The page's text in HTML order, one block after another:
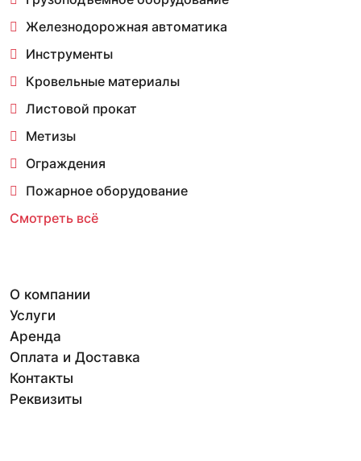
Железнодорожная автоматика
Инструменты
Кровельные материалы
Листовой прокат
Метизы
Ограждения
Пожарное оборудование
Смотреть всё
О компании
Услуги
Аренда
Оплата и Доставка
Контакты
Реквизиты